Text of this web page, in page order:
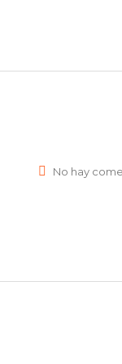
No hay